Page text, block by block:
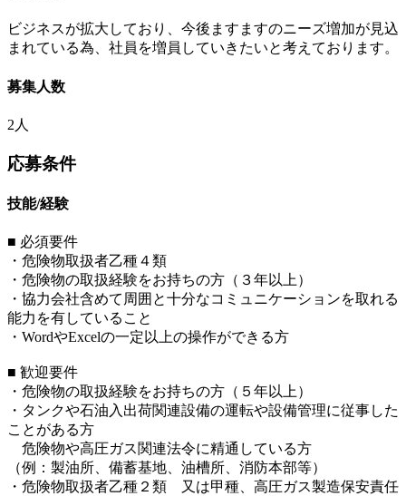
ビジネスが拡大しており、今後ますますのニーズ増加が見込
まれている為、社員を増員していきたいと考えております。
募集人数
2人
応募条件
技能/経験
■ 必須要件
・危険物取扱者乙種４類
・危険物の取扱経験をお持ちの方（３年以上）
・協力会社含めて周囲と十分なコミュニケーションを取れる
能力を有していること
・WordやExcelの一定以上の操作ができる方
■ 歓迎要件
・危険物の取扱経験をお持ちの方（５年以上）
・タンクや石油入出荷関連設備の運転や設備管理に従事した
ことがある方
危険物や高圧ガス関連法令に精通している方
（例：製油所、備蓄基地、油槽所、消防本部等）
・危険物取扱者乙種２類 又は甲種、高圧ガス製造保安責任